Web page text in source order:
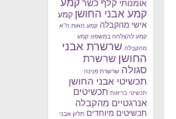
אומנותי קלף כשר
קמע אבני החושן קמע
אישי מהקבלה קמע האות ה"א
קמע להצלחה במשפט קמע
מהקבלה שרשרת אבני
החושן שרשרת
סגולה שרשרת פנינה
תכשיטי אבני החושן
תכשיטי בריאות תכשיטים
אנרגטיים מהקבלה
תכשיטים מיוחדים תליון אבני